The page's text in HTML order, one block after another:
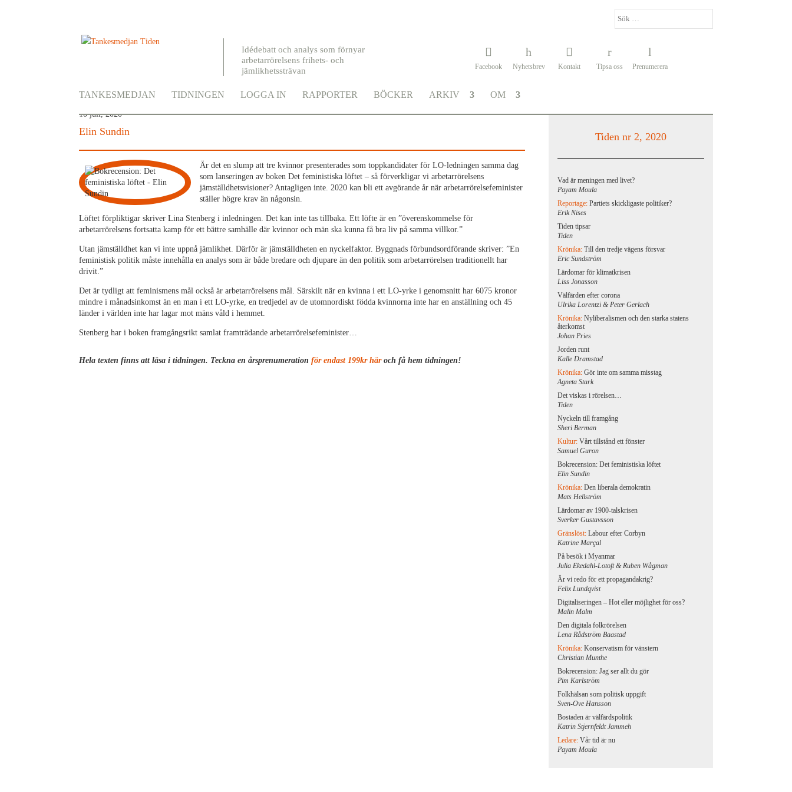
Idédebatt och analys som förnyar
arbetarrörelsens frihets- och
jämlikhetssträvan
Facebook Nyhetsbrev Kontakt Tipsa oss Prenumerera
TANKESMEDJAN TIDNINGEN LOGGA IN RAPPORTER BÖCKER ARKIV OM
Bokrecension: Det feministiska löftet
10 juli, 2020
Elin Sundin
Är det en slump att tre kvinnor presenterades som toppkandidater för LO-ledningen samma dag
som lanseringen av boken Det feministiska löftet – så förverkligar vi arbetarrörelsens
jämställdhetsvisioner? Antagligen inte. 2020 kan bli ett avgörande år när arbetarrörelsefeminister
ställer högre krav än någonsin.
Löftet förpliktigar skriver Lina Stenberg i inledningen. Det kan inte tas tillbaka. Ett löfte är en ”överenskommelse för
arbetarrörelsens fortsatta kamp för ett bättre samhälle där kvinnor och män ska kunna få bra liv på samma villkor.”
Utan jämställdhet kan vi inte uppnå jämlikhet. Därför är jämställdheten en nyckelfaktor. Byggnads förbundsordförande skriver: ”En
feministisk politik måste innehålla en analys som är både bredare och djupare än den politik som arbetarrörelsen traditionellt har
drivit.”
Det är tydligt att feminismens mål också är arbetarrörelsens mål. Särskilt när en kvinna i ettLO-yrke i genomsnitt har 6075 kronor
mindre i månadsinkomst än en man i ettLO-yrke, en tredjedel av de utomnordiskt födda kvinnorna inte har en anställning och 45
länder i världen inte har lagar mot mäns våld i hemmet.
Stenberg har i boken framgångsrikt samlat framträdande arbetarrörelsefeminister…
Hela texten finns att läsa i tidningen. Teckna en årsprenumerationför endast 199kr häroch få hem tidningen!
Tiden nr 2, 2020
Vad är meningen med livet?
Payam Moula
Reportage:Partiets skickligaste politiker?
Erik Nises
Tiden tipsar
Tiden
Krönika:Till den tredje vägens försvar
Eric Sundström
Lärdomar för klimatkrisen
Liss Jonasson
Välfärden efter corona
Ulrika Lorentzi & Peter Gerlach
Krönika:Nyliberalismen och den starka statens
återkomst
Johan Pries
Jorden runt
Kalle Dramstad
Krönika:Gör inte om samma misstag
Agneta Stark
Det viskas i rörelsen…
Tiden
Nyckeln till framgång
Sheri Berman
Kultur:Vårt tillstånd ett fönster
Samuel Guron
Bokrecension: Det feministiska löftet
Elin Sundin
Krönika:Den liberala demokratin
Mats Hellström
Lärdomar av 1900-talskrisen
Sverker Gustavsson
Gränslöst:Labour efter Corbyn
Katrine Marçal
På besök i Myanmar
Julia Ekedahl-Lotoft & Ruben Wågman
Är vi redo för ett propagandakrig?
Felix Lundqvist
Digitaliseringen – Hot eller möjlighet för oss?
Malin Malm
Den digitala folkrörelsen
Lena Rådström Baastad
Krönika:Konservatism för vänstern
Christian Munthe
Bokrecension: Jag ser allt du gör
Pim Karlström
Folkhälsan som politisk uppgift
Sven-Ove Hansson
Bostaden är välfärdspolitik
Katrin Stjernfeldt Jammeh
Ledare:Vår tid är nu
Payam Moula